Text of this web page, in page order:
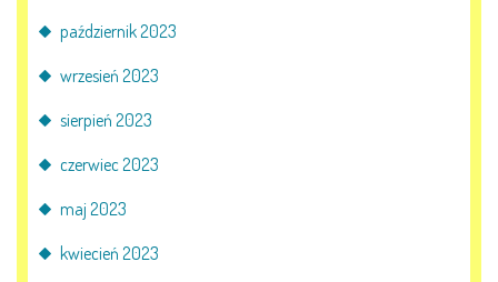
październik 2023
wrzesień 2023
sierpień 2023
czerwiec 2023
maj 2023
kwiecień 2023